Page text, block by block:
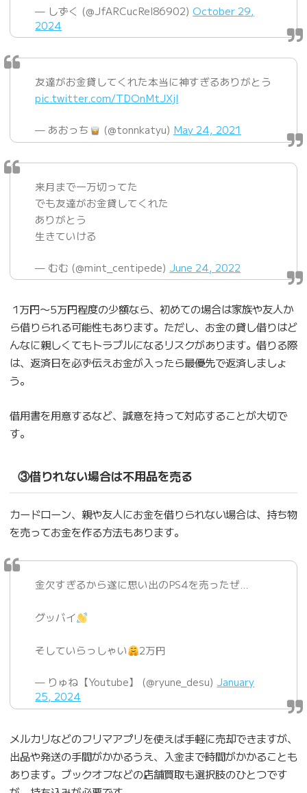
— しずく (@JfARCucReI86902)October 29,
2024
友達がお金貸してくれた本当に神すぎるありがとう
pic.twitter.com/TDOnMtJXjl
— あおっち (@tonnkatyu) May 24, 2021
来月まで一万切ってた
でも友達がお金貸してくれた
ありがとう
生きていける
— むむ (@mint_centipede) June 24, 2022
1万円〜5万円程度の少額なら、初めての場合は家族や友人か
ら借りられる可能性もあります。ただし、お金の貸し借りはど
んなに親しくてもトラブルになるリスクがあります。借りる際
は、返済日を必ず伝えお金が入ったら最優先で返済しましょ
う。
借用書を用意するなど、誠意を持って対応することが大切で
す。
③借りれない場合は不用品を売る
カードローン、親や友人にお金を借りられない場合は、持ち物
を売ってお金を作る方法もあります。
金欠すぎるから遂に思い出のPS4を売ったぜ…
グッバイ
そしていらっしゃい 2万円
— りゅね【Youtube】 (@ryune_desu) January
25, 2024
メルカリなどのフリマアプリを使えば手軽に売却できますが、
出品や発送の手間がかかるうえ、入金まで時間がかかることも
あります。ブックオフなどの店舗買取も選択肢のひとつです